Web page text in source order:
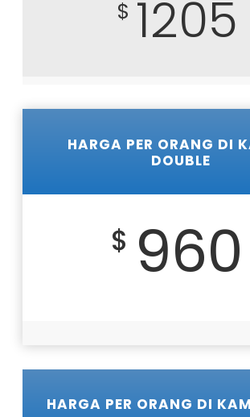
$ 1205
HARGA PER ORANG DI
DOUBLE
$ 960
HARGA PER ORANG DI